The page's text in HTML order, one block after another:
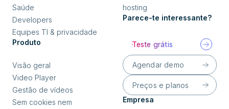
Saúde
Developers
Equipes TI & privacidade
Produto
Visão geral
Video Player
Gestão de vídeos
Sem cookies nem
hosting
Parece-te interessante?
Teste grátis
Agendar demo
Preços e planos
Empresa